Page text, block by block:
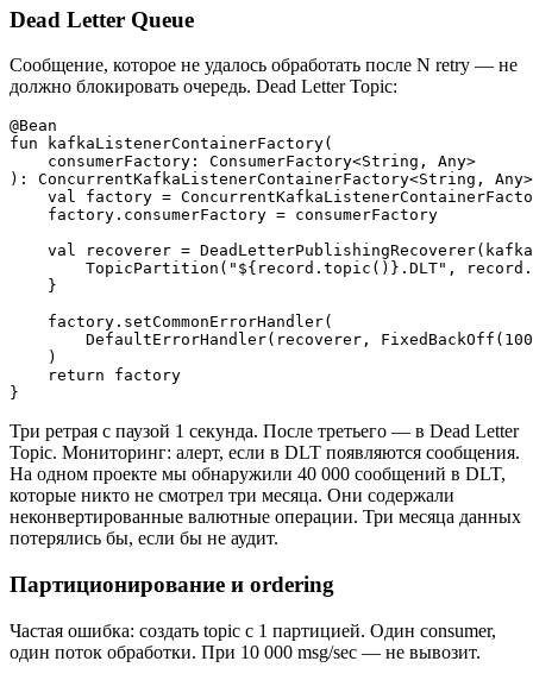
Dead Letter Queue
Сообщение, которое не удалось обработать после N retry — не
должно блокировать очередь. Dead Letter Topic:
@Bean
fun kafkaListenerContainerFactory(
    consumerFactory: ConsumerFactory<String, Any>
): ConcurrentKafkaListenerContainerFactory<String,
val factory =
    factory.consumerFactory = consumerFactory
val recoverer =
TopicPartition("${record.topic()}.DLT",
    }
    factory.setCommonErrorHandler(
DefaultErrorHandler(recoverer,
    )
    return factory
Три ретрая с паузой 1 секунда. После третьего — в Dead Letter
Topic. Мониторинг: алерт, если в DLT появляются сообщения.
На одном проекте мы обнаружили 40 000 сообщений в DLT,
которые никто не смотрел три месяца. Они содержали
неконвертированные валютные операции. Три месяца данных
потерялись бы, если бы не аудит.
Партиционирование и ordering
Частая ошибка: создать topic с 1 партицией. Один consumer,
один поток обработки. При 10 000 msg/sec — не вывозит.